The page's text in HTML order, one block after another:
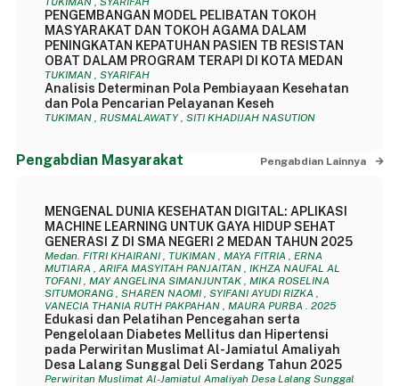
PENGEMBANGAN MODEL PELIBATAN TOKOH
MASYARAKAT DAN TOKOH AGAMA DALAM
PENINGKATAN KEPATUHAN PASIEN TB RESISTAN
OBAT DALAM PROGRAM TERAPI DI KOTA MEDAN
TUKIMAN , SYARIFAH
Analisis Determinan Pola Pembiayaan Kesehatan
dan Pola Pencarian Pelayanan Keseh
TUKIMAN , RUSMALAWATY , SITI KHADIJAH NASUTION
Pengabdian Masyarakat Pengabdian Lainnya
MENGENAL DUNIA KESEHATAN DIGITAL: APLIKASI
MACHINE LEARNING UNTUK GAYA HIDUP SEHAT
GENERASI Z DI SMA NEGERI 2 MEDAN TAHUN 2025
Medan. FITRI KHAIRANI , TUKIMAN , MAYA FITRIA , ERNA
MUTIARA , ARIFA MASYITAH PANJAITAN , IKHZA NAUFAL AL
TOFANI , MAY ANGELINA SIMANJUNTAK , MIKA ROSELINA
SITUMORANG , SHAREN NAOMI , SYIFANI AYUDI RIZKA ,
VANECIA THANIA RUTH PAKPAHAN , MAURA PURBA . 2025
Edukasi dan Pelatihan Pencegahan serta
Pengelolaan Diabetes Mellitus dan Hipertensi
pada Perwiritan Muslimat Al-Jamiatul Amaliyah
Desa Lalang Sunggal Deli Serdang Tahun 2025
Perwiritan Muslimat Al-Jamiatul Amaliyah Desa Lalang Sunggal